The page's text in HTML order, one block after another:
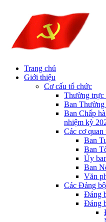
Trang chủ
Giới thiệu
Cơ cấu tổ chức
Thường
Ban
Ban Chấp
nhiệm kỳ
Các cơ
Ban
Ban
Ủy
Ban
Văn
Các Đảng
Đảng
Đảng